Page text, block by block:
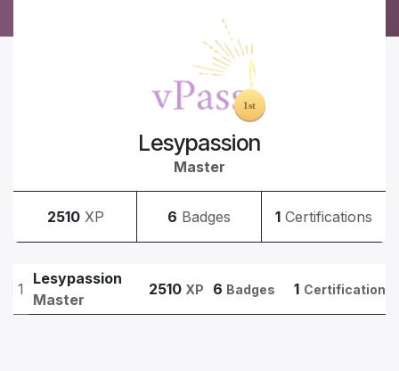
Lesypassion
Master
2510 XP 6 Badges 1 Certifications
1
Lesypassion
Master
2510 XP 6 Badges 1 Certifications